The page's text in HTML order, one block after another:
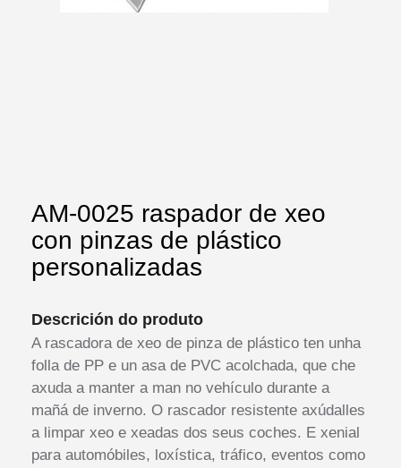
AM-0025 raspador de xeo
con pinzas de plástico
personalizadas
Descrición do produto
A rascadora de xeo de pinza de plástico ten unha
folla de PP e un asa de PVC acolchada, que che
axuda a manter a man no vehículo durante a
mañá de inverno. O rascador resistente axúdalles
a limpar xeo e xeadas dos seus coches. E xenial
para automóbiles, loxística, tráfico, eventos como